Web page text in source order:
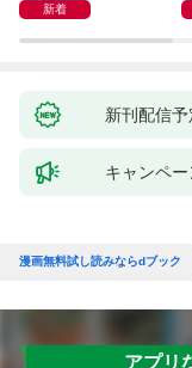
新着
新刊配信予
キャンペー
漫画無料試し読みならdブック
アプリ